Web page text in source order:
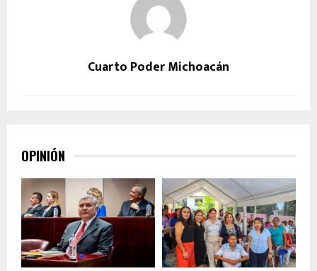
Cuarto Poder Michoacán
OPINIÓN